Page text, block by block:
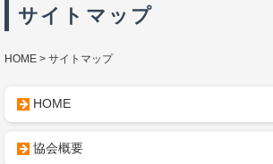
サイトマップ
HOME サイトマップ
HOME
協会概要